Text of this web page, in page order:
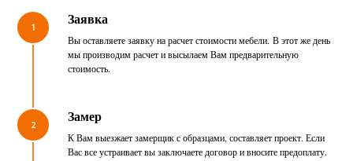
1 Заявка
Вы оставляете заявку на расчет стоимости мебели. В этот же день
мы производим расчет и высылаем Вам предварительную
стоимость.
2 Замер
К Вам выезжает замерщик с образцами, составляет проект. Если
Вас все устраивает вы заключаете договор и вносите предоплату.